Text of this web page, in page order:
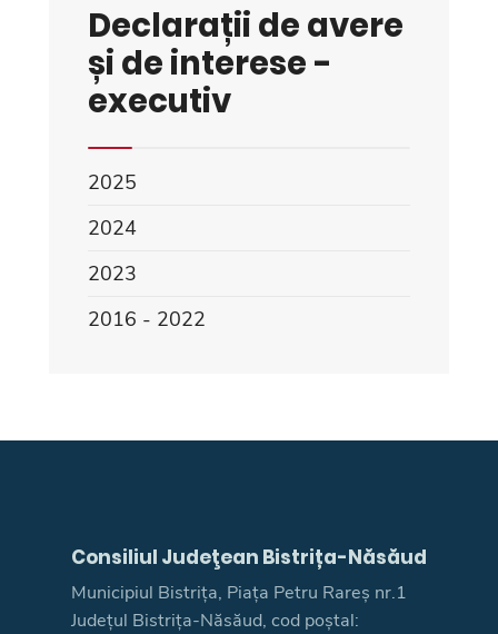
Declarații de avere
și de interese -
executiv
2025
2024
2023
2016 - 2022
Consiliul Judeţean Bistrița-Năsăud
Municipiul Bistrița, Piața Petru Rareș nr.1
Județul Bistrița-Năsăud, cod poștal: